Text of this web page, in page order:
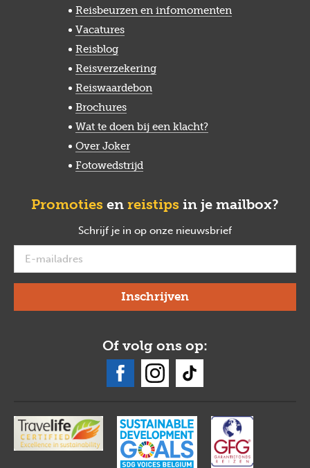
Reisbeurzen en infomomenten
Vacatures
Reisblog
Reisverzekering
Reiswaardebon
Brochures
Wat te doen bij een klacht?
Over Joker
Fotowedstrijd
Promoties en reistips in je mailbox?
Schrijf je in op onze nieuwsbrief
Of volg ons op: